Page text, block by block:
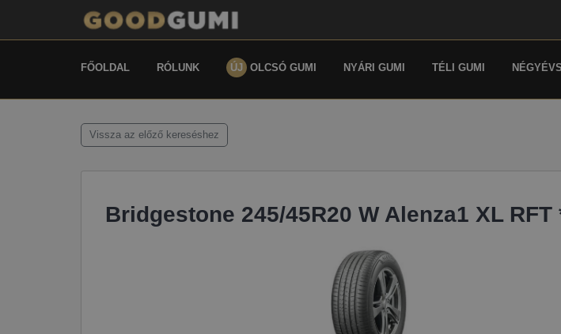
FŐOLDAL RÓLUNK ÚJ OLCSÓ GUMI NYÁRI GUMI TÉLI GUMI
Vissza az előző kereséshez
Bridgestone 245/45R20 W Alenza1 XL RFT